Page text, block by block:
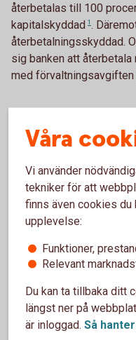
återbetalas till 100
kapitalskyddad 1.
återbetalningsskyddad.
sig banken att
med
För en SPAX Nu med
på 1 procent, betyder
återbetalningsskyddad
Har du placerat
700 kronor plus
prismodellen kommer
återbetalningsskydd.
förutsatt att placeringen
Mer
Våra
Vi använder
tekniker för att
finns även cookies du
upplevelse:
Funktioner,
Relevant
Du kan ta tillbaka ditt
längst ner på
är inloggad. Så